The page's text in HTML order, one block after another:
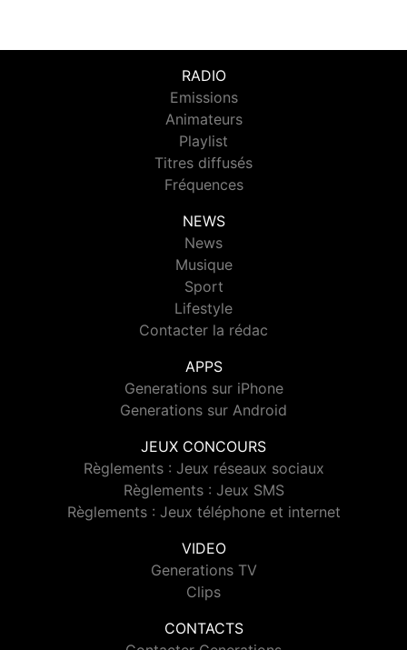
RADIO
Emissions
Animateurs
Playlist
Titres diffusés
Fréquences
NEWS
News
Musique
Sport
Lifestyle
Contacter la rédac
APPS
Generations sur iPhone
Generations sur Android
JEUX CONCOURS
Règlements : Jeux réseaux sociaux
Règlements : Jeux SMS
Règlements : Jeux téléphone et internet
VIDEO
Generations TV
Clips
CONTACTS